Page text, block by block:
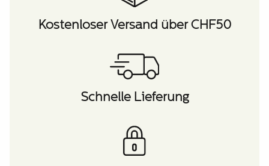
Kostenloser Versand über CHF50
Schnelle Lieferung